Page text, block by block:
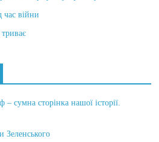
час війни
– сумна сторінка нашої історії.
Зеленського